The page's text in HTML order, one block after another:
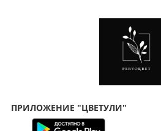
ПРИЛОЖЕНИЕ "ЦВЕТУЛИ"